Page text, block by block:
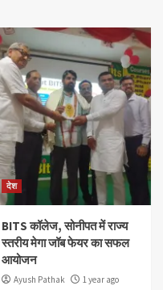
देश
BITS कॉलेज, सोनीपत में राज्य
स्तरीय मेगा जॉब फेयर का सफल
आयोजन
Ayush Pathak 1 year ago